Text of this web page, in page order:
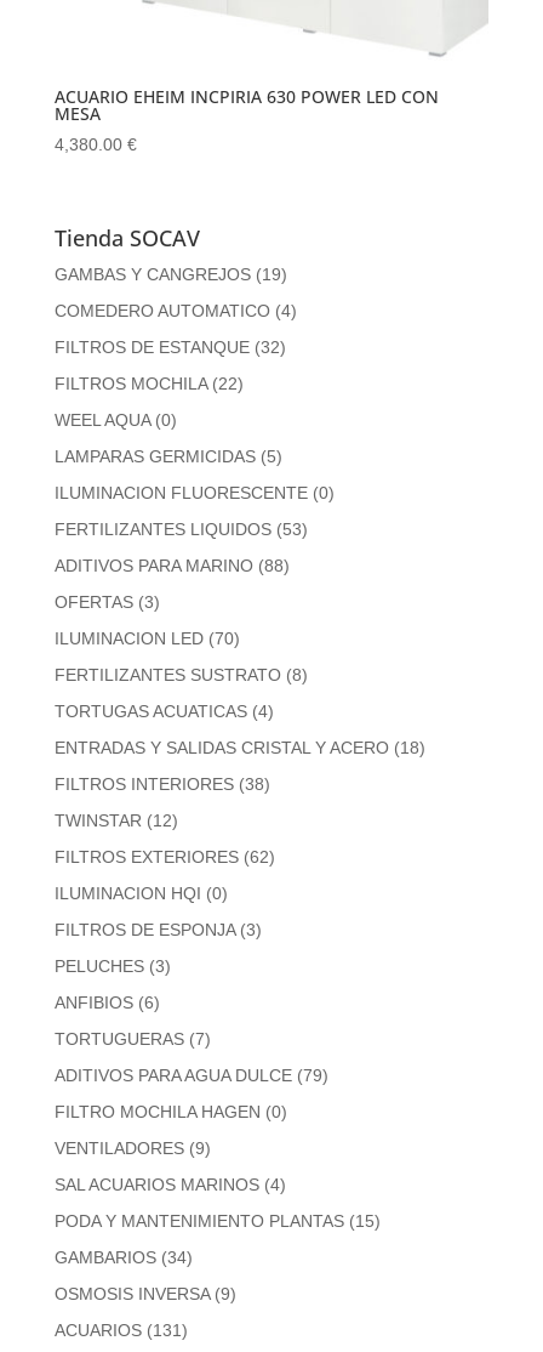
ACUARIO EHEIM INCPIRIA 630 POWER LED CON
MESA
4,380.00 €
Tienda SOCAV
GAMBAS Y CANGREJOS (19)
COMEDERO AUTOMATICO (4)
FILTROS DE ESTANQUE (32)
FILTROS MOCHILA (22)
WEEL AQUA (0)
LAMPARAS GERMICIDAS (5)
ILUMINACION FLUORESCENTE (0)
FERTILIZANTES LIQUIDOS (53)
ADITIVOS PARA MARINO (88)
OFERTAS (3)
ILUMINACION LED (70)
FERTILIZANTES SUSTRATO (8)
TORTUGAS ACUATICAS (4)
ENTRADAS Y SALIDAS CRISTAL Y ACERO (18)
FILTROS INTERIORES (38)
TWINSTAR (12)
FILTROS EXTERIORES (62)
ILUMINACION HQI (0)
FILTROS DE ESPONJA (3)
PELUCHES (3)
ANFIBIOS (6)
TORTUGUERAS (7)
ADITIVOS PARA AGUA DULCE (79)
FILTRO MOCHILA HAGEN (0)
VENTILADORES (9)
SAL ACUARIOS MARINOS (4)
PODA Y MANTENIMIENTO PLANTAS (15)
GAMBARIOS (34)
OSMOSIS INVERSA (9)
ACUARIOS (131)